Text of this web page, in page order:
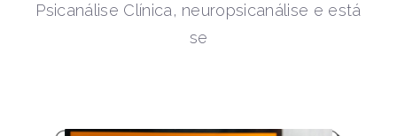
Psicanálise Clínica, neuropsicanálise e está
se